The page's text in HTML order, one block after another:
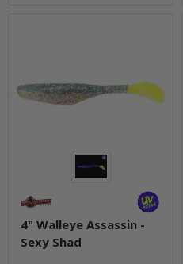
4" Walleye Assassin -
Sexy Shad